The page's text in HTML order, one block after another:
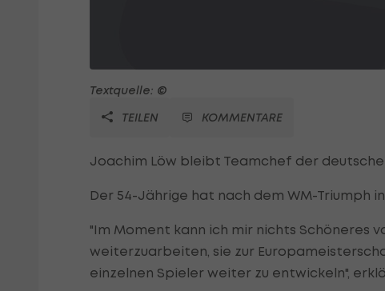
Textquelle: ©
TEILEN
KOMMENTARE
Joachim Löw bleibt Teamchef der
Der 54-Jährige hat nach dem WM-Triumph
"Im Moment kann ich mir nichts Schöneres
weiterzuarbeiten, sie zur
einzelnen Spieler weiter zu entwickeln",